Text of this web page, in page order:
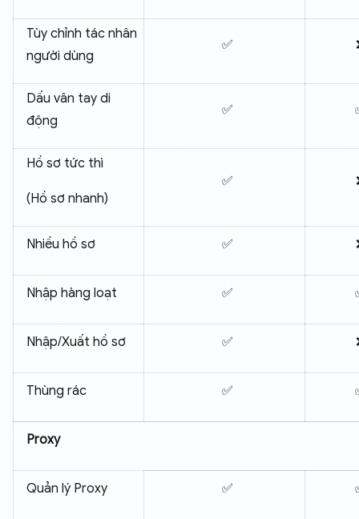
Tùy chỉnh tác nhân
người dùng
✅
Dấu vân tay di
động
✅
Hồ sơ tức thì
(Hồ sơ nhanh)
✅
Nhiều hồ sơ ✅
Nhập hàng loạt ✅
Nhập/Xuất hồ sơ ✅
Thùng rác ✅
Proxy
Quản lý Proxy ✅